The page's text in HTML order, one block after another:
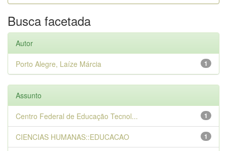
Busca facetada
Autor
1
Porto Alegre, Laíze Márcia
Assunto
1
Centro Federal de Educação Tecnol...
1
CIENCIAS HUMANAS::EDUCACAO